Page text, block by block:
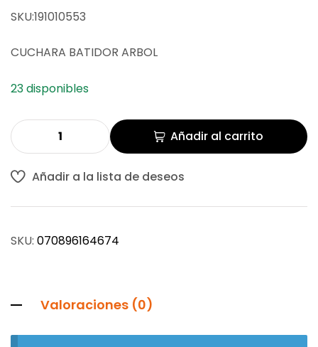
SKU:191010553
CUCHARA BATIDOR ARBOL
23 disponibles
Añadir al carrito
Añadir a la lista de deseos
SKU: 070896164674
Valoraciones (0)